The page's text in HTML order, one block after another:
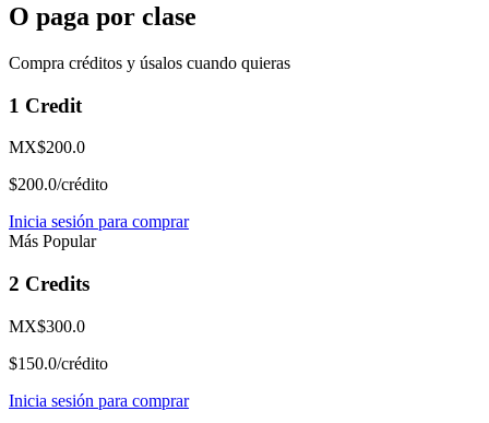
O paga por clase
Compra créditos y úsalos cuando quieras
1 Credit
MX$200.0
$200.0/crédito
Inicia sesión para comprar
Más Popular
2 Credits
MX$300.0
$150.0/crédito
Inicia sesión para comprar